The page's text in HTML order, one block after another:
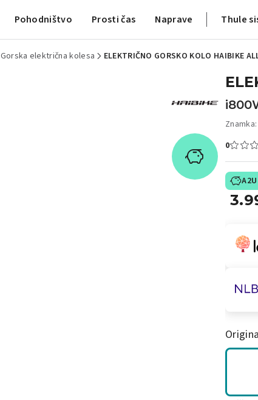
Pohodništvo Prosti čas Naprave Thule
Gorska električna kolesa ELEKTRIČNO GORSKO KOLO HAIBIKE
Znamka:
0